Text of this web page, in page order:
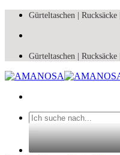
Zum
springen
Gürteltaschen | Rucksäcke |
Gürteltaschen | Rucksäcke |
Suchen
nach: